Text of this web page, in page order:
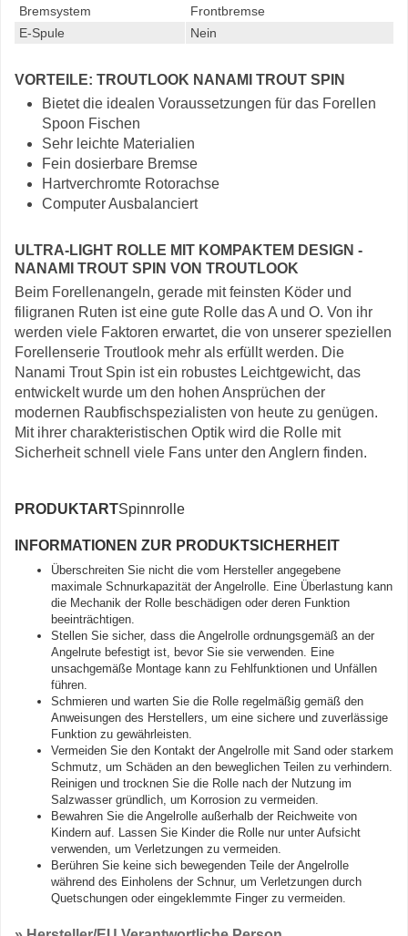
Bremsystem
Frontbremse
E-Spule
Nein
VORTEILE: TROUTLOOK NANAMI TROUT SPIN
Bietet die idealen Voraussetzungen für das Forellen
Spoon Fischen
Sehr leichte Materialien
Fein dosierbare Bremse
Hartverchromte Rotorachse
Computer Ausbalanciert
ULTRA-LIGHT ROLLE MIT KOMPAKTEM DESIGN -
NANAMI TROUT SPIN VON TROUTLOOK
Beim Forellenangeln, gerade mit feinsten Köder und
filigranen Ruten ist eine gute Rolle das A und O. Von ihr
werden viele Faktoren erwartet, die von unserer speziellen
Forellenserie Troutlook mehr als erfüllt werden. Die
Nanami Trout Spin ist ein robustes Leichtgewicht, das
entwickelt wurde um den hohen Ansprüchen der
modernen Raubfischspezialisten von heute zu genügen.
Mit ihrer charakteristischen Optik wird die Rolle mit
Sicherheit schnell viele Fans unter den Anglern finden.
PRODUKTARTSpinnrolle
INFORMATIONEN ZUR PRODUKTSICHERHEIT
Überschreiten Sie nicht die vom Hersteller angegebene
maximale Schnurkapazität der Angelrolle. Eine Überlastung kann
die Mechanik der Rolle beschädigen oder deren Funktion
beeinträchtigen.
Stellen Sie sicher, dass die Angelrolle ordnungsgemäß an der
Angelrute befestigt ist, bevor Sie sie verwenden. Eine
unsachgemäße Montage kann zu Fehlfunktionen und Unfällen
führen.
Schmieren und warten Sie die Rolle regelmäßig gemäß den
Anweisungen des Herstellers, um eine sichere und zuverlässige
Funktion zu gewährleisten.
Vermeiden Sie den Kontakt der Angelrolle mit Sand oder starkem
Schmutz, um Schäden an den beweglichen Teilen zu verhindern.
Reinigen und trocknen Sie die Rolle nach der Nutzung im
Salzwasser gründlich, um Korrosion zu vermeiden.
Bewahren Sie die Angelrolle außerhalb der Reichweite von
Kindern auf. Lassen Sie Kinder die Rolle nur unter Aufsicht
verwenden, um Verletzungen zu vermeiden.
Berühren Sie keine sich bewegenden Teile der Angelrolle
während des Einholens der Schnur, um Verletzungen durch
Quetschungen oder eingeklemmte Finger zu vermeiden.